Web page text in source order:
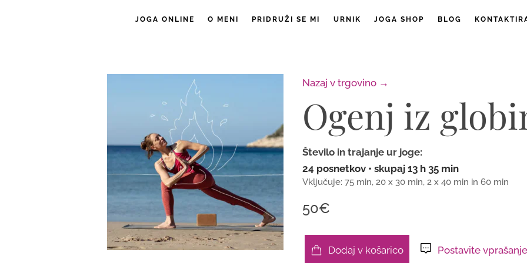
JOGA ONLINE O MENI PRIDRUŽI SE MI URNIK JOGA SHOP BLOG
Nazaj v trgovino →
Ogenj iz
Število in trajanje ur joge:
24 posnetkov • skupaj 13 h 35 min
Vključuje: 75 min, 20 x 30 min, 2 x 40 min in 60 min
50€
Dodaj v košarico Postavite vprašanje